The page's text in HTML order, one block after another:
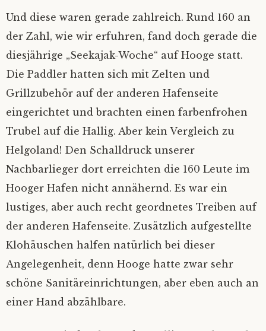
Und diese waren gerade zahlreich. Rund 160 an
der Zahl, wie wir erfuhren, fand doch gerade die
diesjährige „Seekajak-Woche“ auf Hooge statt.
Die Paddler hatten sich mit Zelten und
Grillzubehör auf der anderen Hafenseite
eingerichtet und brachten einen farbenfrohen
Trubel auf die Hallig. Aber kein Vergleich zu
Helgoland! Den Schalldruck unserer
Nachbarlieger dort erreichten die 160 Leute im
Hooger Hafen nicht annähernd. Es war ein
lustiges, aber auch recht geordnetes Treiben auf
der anderen Hafenseite. Zusätzlich aufgestellte
Klohäuschen halfen natürlich bei dieser
Angelegenheit, denn Hooge hatte zwar sehr
schöne Sanitäreinrichtungen, aber eben auch an
einer Hand abzählbare.